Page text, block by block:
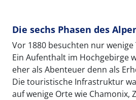
Die sechs Phasen des
Vor 1880 besuchten nur
Ein Aufenthalt im Hochgebirge
eher als Abenteuer denn als
Die touristische Infrastruktur
auf wenige Orte wie Chamonix,